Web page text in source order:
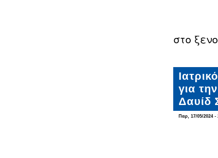
στο
για
Δαυίδ
Παρ, 17/05/2024 -